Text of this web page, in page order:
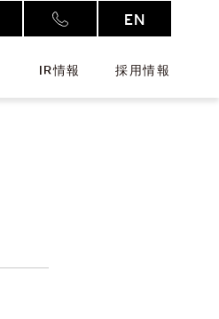
EN
IR情報 採用情報